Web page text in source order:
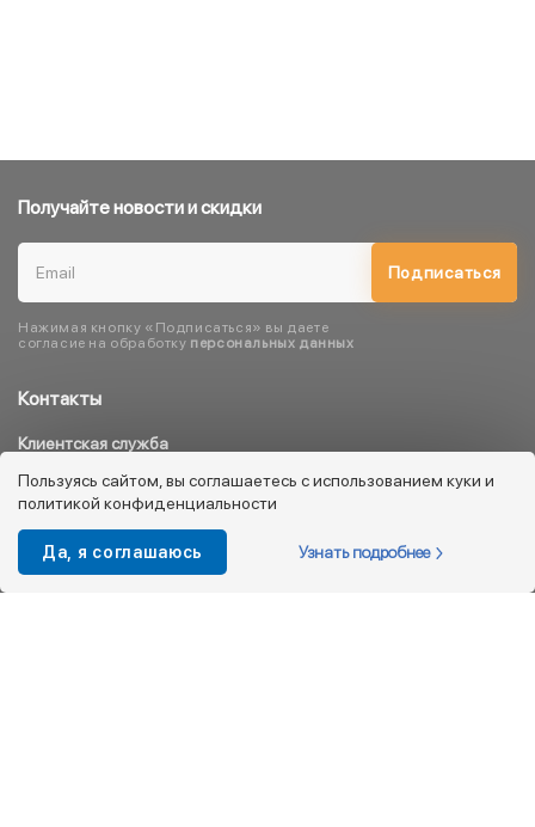
Контакты
Клиентская служба
8 800 333 08 45
info@kotofey.ru
Магазины в Москва (50)
Получайте новости и скидки
Подписаться
Нажимая кнопку «Подписаться» вы даете
согласие на обработку персональных данных
Пользуясь сайтом, вы соглашаетесь с использованием куки и
политикой конфиденциальности
Да, я соглашаюсь Узнать подробнее